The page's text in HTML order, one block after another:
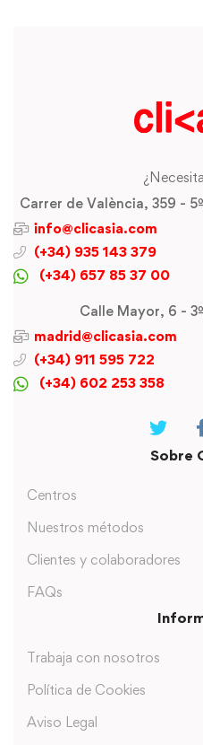
Carrer de València, 359 -
info@clicasia.com
(+34) 935 143 379
(+34) 657 85 37 00
Calle Mayor, 6 -
madrid@clicasia.com
(+34) 911 595 722
(+34) 602 253 358
Sobre
Centros
Nuestros métodos
Clientes y colaboradores
FAQs
Trabaja con nosotros
Política de Cookies
Aviso Legal